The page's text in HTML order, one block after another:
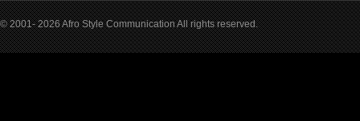
© 2001- 2026 Afro Style Communication All rights reserved.